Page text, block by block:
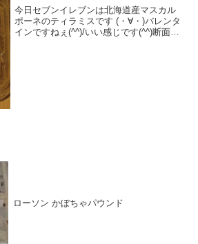
今日セブンイレブンは北海道産マスカル
ポーネのティラミスです (・∀・)バレンタ
インですねぇ(^^)/いい感じです(^^)断面図
ローソン かぼちゃパウンド